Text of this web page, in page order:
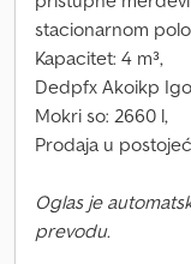
stacionarnom
Kapacitet: 4 m³,
Dedpfx Akoikp
Mokri so: 2660 l,
Prodaja u
Oglas je
prevodu.